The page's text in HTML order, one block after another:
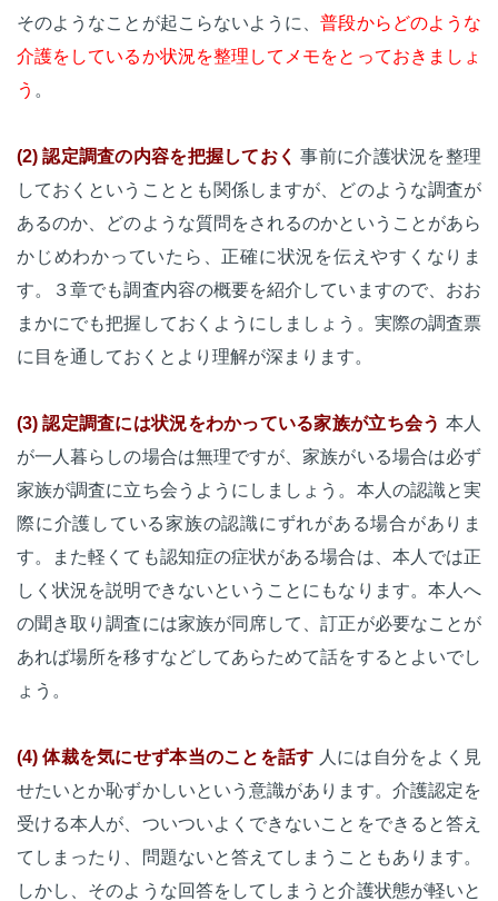
そのようなことが起こらないように、普段からどのような
介護をしているか状況を整理してメモをとっておきましょ
う 。
(2) 認定調査の内容を把握しておく事前に介護状況を整理
しておくということとも関係しますが、どのような調査が
あるのか、どのような質問をされるのかということがあら
かじめわかっていたら、正確に状況を伝えやすくなりま
す。３章でも調査内容の概要を紹介していますので、おお
まかにでも把握しておくようにしましょう。実際の調査票
に目を通しておくとより理解が深まります。
(3) 認定調査には状況をわかっている家族が立ち会う 本人
が一人暮らしの場合は無理ですが、家族がいる場合は必ず
家族が調査に立ち会うようにしましょう。本人の認識と実
際に介護している家族の認識にずれがある場合がありま
す。また軽くても認知症の症状がある場合は、本人では正
しく状況を説明できないということにもなります。本人へ
の聞き取り調査には家族が同席して、訂正が必要なことが
あれば場所を移すなどしてあらためて話をするとよいでし
ょう。
(4) 体裁を気にせず本当のことを話す 人には自分をよく見
せたいとか恥ずかしいという意識があります。介護認定を
受ける本人が、ついついよくできないことをできると答え
てしまったり、問題ないと答えてしまうこともあります。
しかし、そのような回答をしてしまうと介護状態が軽いと